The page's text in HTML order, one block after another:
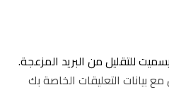
للتقليل من البريد المزعجة.
بيانات التعليقات الخاصة بك